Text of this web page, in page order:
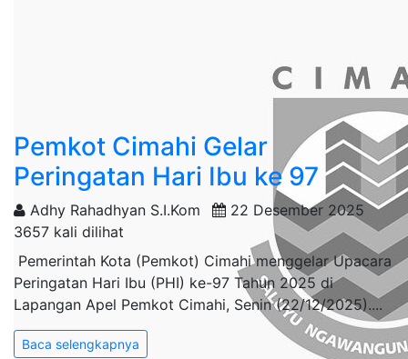
Pemkot Cimahi Gelar
Peringatan Hari Ibu ke 97
Adhy Rahadhyan S.I.Kom
22 Desember 2025
3657 kali dilihat
Pemerintah Kota (Pemkot) Cimahi menggelar Upacara
Peringatan Hari Ibu (PHI) ke-97 Tahun 2025 di
Lapangan Apel Pemkot Cimahi, Senin (22/12/2025)....
Baca selengkapnya